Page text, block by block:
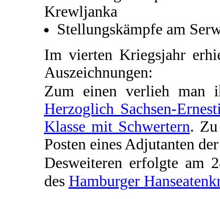
Krewljanka
Stellungskämpfe am
Im vierten Kriegsjahr
Auszeichnungen:
Zum einen verlieh
Herzoglich Sachsen-
Klasse mit Schwertern. Zu
Posten eines Adjutanten
Desweiteren erfolgte am
des Hamburger